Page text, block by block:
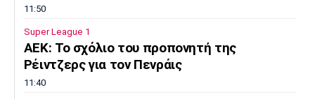
11:50
Super League 1
ΑΕΚ: Το σχόλιο του προπονητή της
Ρέιντζερς για τον Πενράις
11:40